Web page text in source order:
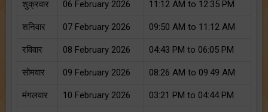
शुक्रवार 06 February 2026 11:12 AM to 12:35 PM
शनिवार 07 February 2026 09:50 AM to 11:12 AM
रविवार 08 February 2026 04:43 PM to 06:05 PM
सोमवार 09 February 2026 08:26 AM to 09:49 AM
मंगलवार 10 February 2026 03:21 PM to 04:44 PM